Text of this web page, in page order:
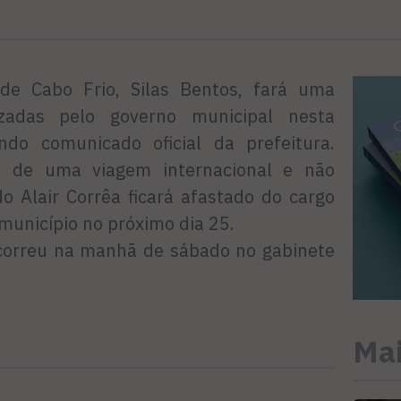
Cabo Frio, Silas Bentos, fará uma
pelo governo municipal nesta
comunicado oficial da prefeitura.
de uma viagem internacional e não
Alair Corrêa ficará afastado do cargo
no próximo dia 25.
na manhã de sábado no gabinete